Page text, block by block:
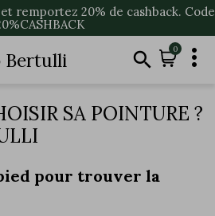
remportez 20% de cashback. Code
Bertulli  0 
SA POINTURE ?
pour trouver la